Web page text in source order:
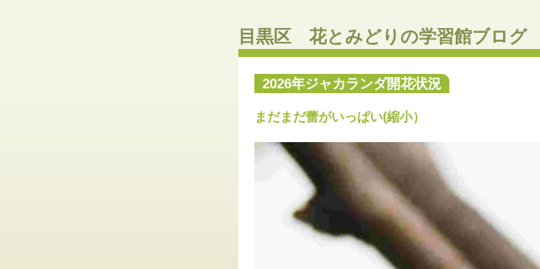
目黒区 花とみどりの学習館ブログ
2026年ジャカランダ開花状況
まだまだ蕾がいっぱい(縮小）